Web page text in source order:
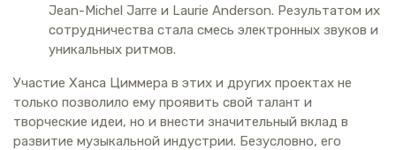
Jean-Michel Jarre и Laurie Anderson. Результатом их
сотрудничества стала смесь электронных звуков и
уникальных ритмов.
Участие Ханса Циммера в этих и других проектах не
только позволило ему проявить свой талант и
творческие идеи, но и внести значительный вклад в
развитие музыкальной индустрии. Безусловно, его